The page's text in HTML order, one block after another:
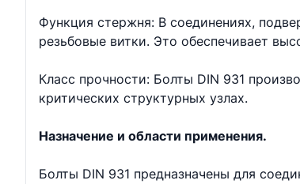
Функция стержня: В соединениях,
резьбовые витки. Это обеспечивает
Класс прочности: Болты DIN 931
критических структурных узлах.
Назначение и области применения.
Болты DIN 931 предназначены для